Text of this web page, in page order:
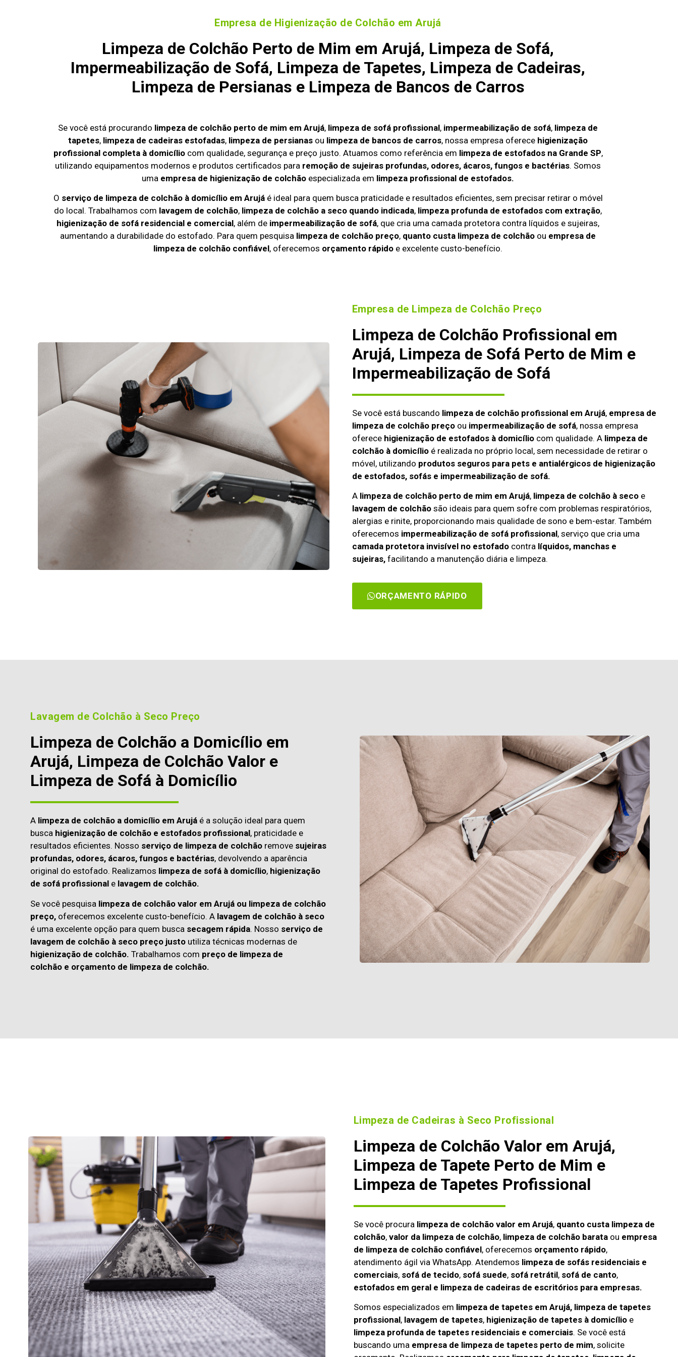
Empresa de Higienização de Colchão em Arujá
Limpeza de Colchão Perto de Mim em Arujá, Limpeza de Sofá,
Impermeabilização de Sofá, Limpeza de Tapetes, Limpeza de Cadeiras,
Limpeza de Persianas e Limpeza de Bancos de Carros
Se você está procurando limpeza de colchão perto de mim em Arujá, limpeza de sofá profissional, impermeabilização de sofá, limpeza de
tapetes, limpeza de cadeiras estofadas, limpeza de persianas ou limpeza de bancos de carros, nossa empresa oferece higienização
profissional completa à domicíliocom qualidade, segurança e preço justo. Atuamos como referência em limpeza de estofados na Grande SP,
utilizando equipamentos modernos e produtos certificados para remoção de sujeiras profundas, odores, ácaros, fungos e bactérias. Somos
uma empresa de higienização de colchão especializada em limpeza profissional de estofados.
O serviço de limpeza de colchão à domicílio em Arujáé ideal para quem busca praticidade e resultados eficientes, sem precisar retirar o móvel
do local. Trabalhamos com lavagem de colchão, limpeza de colchão a seco quando indicada, limpeza profunda de estofados com extração,
higienização de sofá residencial e comercial, além de impermeabilização de sofá, que cria uma camada protetora contra líquidos e sujeiras,
aumentando a durabilidade do estofado. Para quem pesquisa limpeza de colchão preço, quanto custa limpeza de colchão ou empresa de
limpeza de colchão confiável, oferecemos orçamento rápido e excelente custo-benefício.
Empresa de Limpeza de Colchão Preço
Limpeza de Colchão Profissional em
Arujá, Limpeza de Sofá Perto de Mim e
Impermeabilização de Sofá
Se você está buscando limpeza de colchão profissional em Arujá, empresa de
limpeza de colchão preçoou impermeabilização de sofá, nossa empresa
oferece higienização de estofados à domicíliocom qualidade. A limpeza de
colchão à domicílioé realizada no próprio local, sem necessidade de retirar o
móvel, utilizando produtos seguros para pets e antialérgicos de higienização
de estofados, sofás e impermeabilização de sofá.
A limpeza de colchão perto de mim em Arujá, limpeza de colchão à secoe
lavagem de colchãosão ideais para quem sofre com problemas respiratórios,
alergias e rinite, proporcionando mais qualidade de sono e bem-estar. Também
oferecemos impermeabilização de sofá profissional, serviço que cria uma
camada protetora invisível no estofadocontra líquidos, manchas e
sujeiras,facilitando a manutenção diária e limpeza.
ORÇAMENTO RÁPIDO
Lavagem de Colchão à Seco Preço
Limpeza de Colchão a Domicílio em
Arujá, Limpeza de Colchão Valor e
Limpeza de Sofá à Domicílio
A limpeza de colchão a domicílio em Arujá é a solução ideal para quem
busca higienização de colchão e estofados profissional, praticidade e
resultados eficientes. Nosso serviço de limpeza de colchão remove sujeiras
profundas, odores, ácaros, fungos e bactérias, devolvendo a aparência
original do estofado. Realizamos limpeza de sofá à domicílio, higienização
de sofá profissional e lavagem de colchão.
Se você pesquisa limpeza de colchão valor em Arujá ou limpeza de colchão
preço, oferecemos excelente custo-benefício. A lavagem de colchão à seco
é uma excelente opção para quem busca secagem rápida. Nosso serviço de
lavagem de colchão à seco preço justo utiliza técnicas modernas de
higienização de colchão. Trabalhamos com preço de limpeza de
colchão e orçamento de limpeza de colchão.
Limpeza de Cadeiras à Seco Profissional
Limpeza de Colchão Valor em Arujá,
Limpeza de Tapete Perto de Mim e
Limpeza de Tapetes Profissional
Se você procura limpeza de colchão valor em Arujá, quanto custa limpeza de
colchão, valor da limpeza de colchão, limpeza de colchão barataou empresa
de limpeza de colchão confiável, oferecemos orçamento rápido,
atendimento ágil via WhatsApp. Atendemos limpeza de sofás residenciais e
comerciais, sofá de tecido, sofá suede, sofá retrátil, sofá de canto,
estofados em geral e limpeza de cadeiras de escritórios para empresas.
Somos especializados em limpeza de tapetes em Arujá, limpeza de tapetes
profissional, lavagem de tapetes, higienização de tapetes à domicílioe
limpeza profunda de tapetes residenciais e comerciais. Se você está
buscando uma empresa de limpeza de tapetes perto de mim, solicite